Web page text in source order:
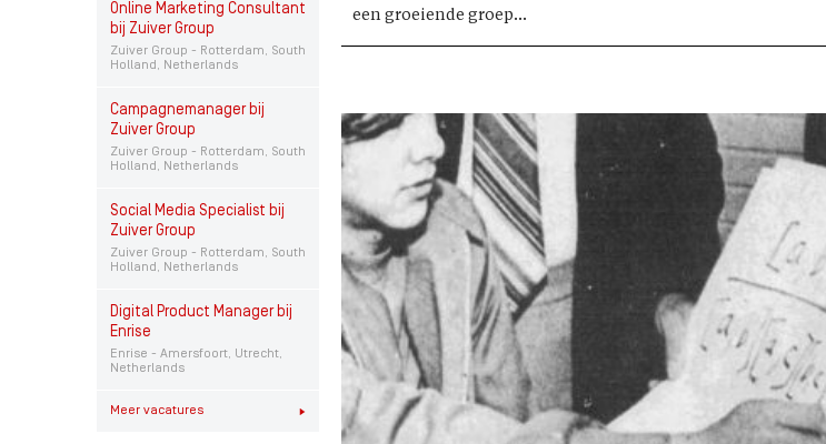
Online Marketing Consultant
bij Zuiver Group
Zuiver Group - Rotterdam, South
Holland, Netherlands
Campagnemanager bij
Zuiver Group
Zuiver Group - Rotterdam, South
Holland, Netherlands
Social Media Specialist bij
Zuiver Group
Zuiver Group - Rotterdam, South
Holland, Netherlands
Digital Product Manager bij
Enrise
Enrise - Amersfoort, Utrecht,
Netherlands
Meer vacatures
een groeiende groep...